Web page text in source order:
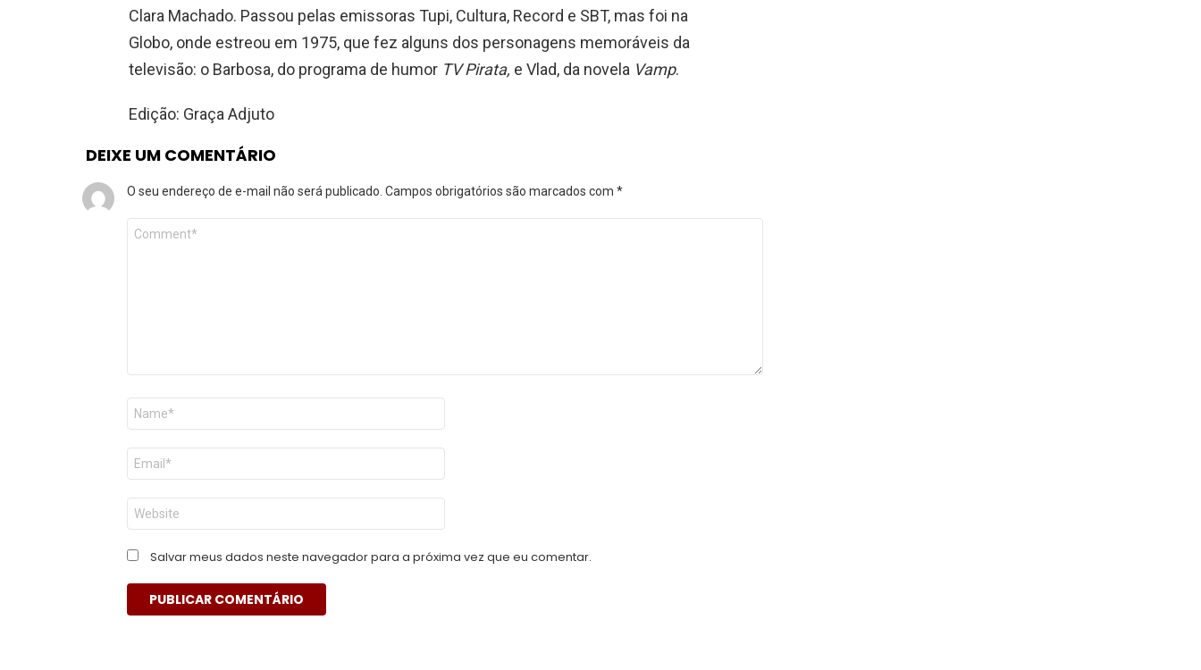
Clara Machado. Passou pelas emissoras Tupi, Cultura, Record e SBT, mas foi na
Globo, onde estreou em 1975, que fez alguns dos personagens memoráveis da
televisão: o Barbosa, do programa de humor TV Pirata, e Vlad, da novela Vamp.
Edição: Graça Adjuto
DEIXE UM COMENTÁRIO
O seu endereço de e-mail não será publicado. Campos obrigatórios são marcados com *
Comentário
Nome
E-
mail
*
Site
Salvar meus dados neste navegador para a próxima vez que eu comentar.